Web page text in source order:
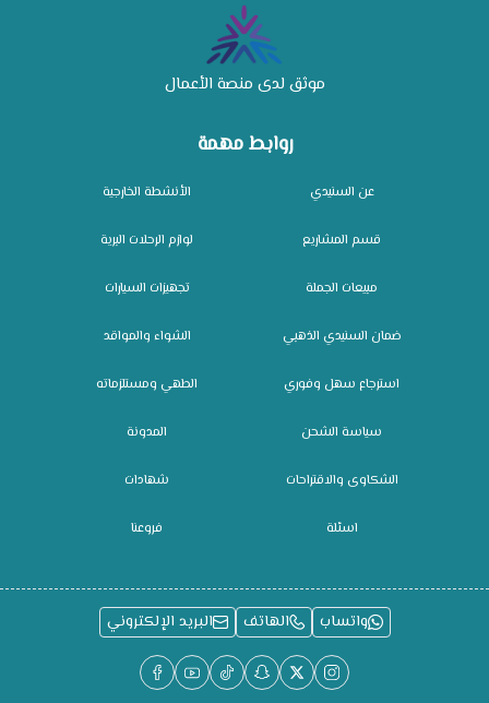
روابط مهمة
عن السنيدي
قسم المشاريع
مبيعات الجملة
ضمان السنيدي الذهبي
استرجاع سهل وفوري
سياسة الشحن
الشكاوى والاقتراحات
اسئلة
الأنشطة الخارجية
لوازم الرحلات البرية
تجهيزات السيارات
الشواء والمواقد
الطهي ومستلزماته
المدونة
شهادات
فروعنا
موثق لدى منصة الأعمال
واتساب الهاتف البريد الإلكتروني